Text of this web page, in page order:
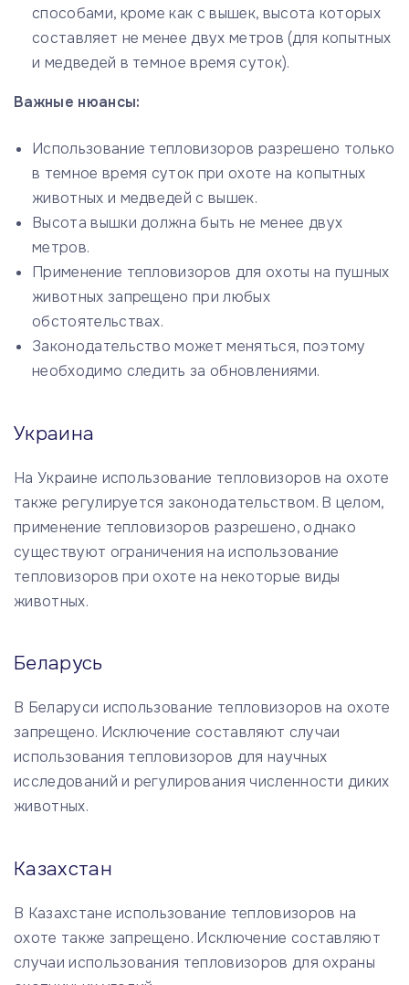
способами, кроме как с вышек, высота которых
составляет не менее двух метров (для копытных
и медведей в темное время суток).
Важные нюансы:
Использование тепловизоров разрешено только
в темное время суток при охоте на копытных
животных и медведей с вышек.
Высота вышки должна быть не менее двух
метров.
Применение тепловизоров для охоты на пушных
животных запрещено при любых
обстоятельствах.
Законодательство может меняться, поэтому
необходимо следить за обновлениями.
Украина
На Украине использование тепловизоров на охоте
также регулируется законодательством. В целом,
применение тепловизоров разрешено, однако
существуют ограничения на использование
тепловизоров при охоте на некоторые виды
животных.
Беларусь
В Беларуси использование тепловизоров на охоте
запрещено. Исключение составляют случаи
использования тепловизоров для научных
исследований и регулирования численности диких
животных.
Казахстан
В Казахстане использование тепловизоров на
охоте также запрещено. Исключение составляют
случаи использования тепловизоров для охраны